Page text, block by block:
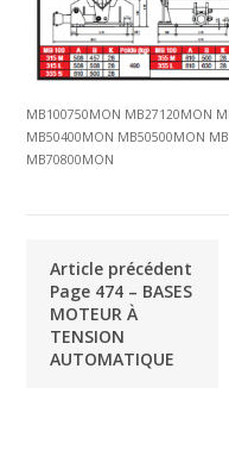
MB100750MON MB27120MON
MB50400MON MB50500MON
MB70800MON
Article précédent
Page 474 – BASES
MOTEUR À
TENSION
AUTOMATIQUE